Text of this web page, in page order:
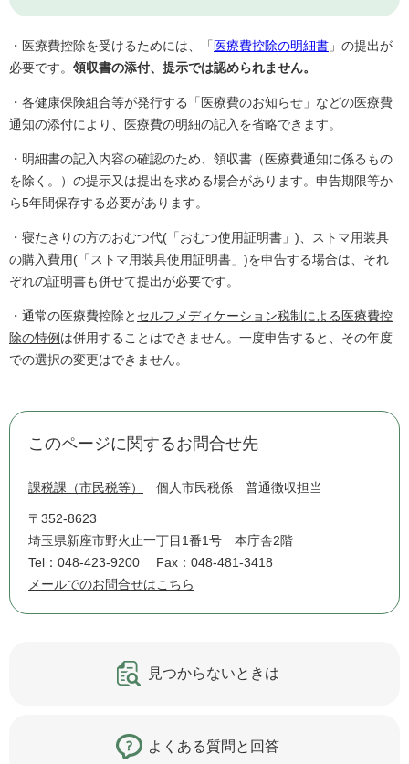
・医療費控除を受けるためには、「 医療費控除の明細書 」の提出が
必要です。 領収書の添付、提示では認められません。
・各健康保険組合等が発行する「医療費のお知らせ」などの医療費
通知の添付により、医療費の明細の記入を省略できます。
・明細書の記入内容の確認のため、領収書（医療費通知に係るもの
を除く。）の提示又は提出を求める場合があります。申告期限等か
ら5年間保存する必要があります。
・寝たきりの方のおむつ代(「おむつ使用証明書」)、ストマ用装具
の購入費用(「ストマ用装具使用証明書」)を申告する場合は、それ
ぞれの証明書も併せて提出が必要です。
・通常の医療費控除と セルフメディケーション税制による医療費控
除の特例 は併用することはできません。一度申告すると、その年度
での選択の変更はできません。
このページに関するお問合せ先
課税課（市民税等） 個人市民税係 普通徴収担当
〒352-8623
埼玉県新座市野火止一丁目1番1号 本庁舎2階
Tel：048-423-9200
Fax：048-481-3418
メールでのお問合せはこちら
見つからないときは
よくある質問と回答